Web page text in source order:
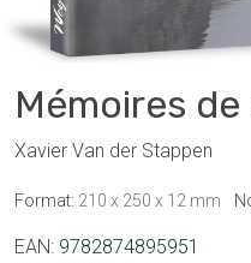
Mémoires de
Xavier Van der Stappen
Format: 210 x 250 x 12 mm
EAN: 9782874895951